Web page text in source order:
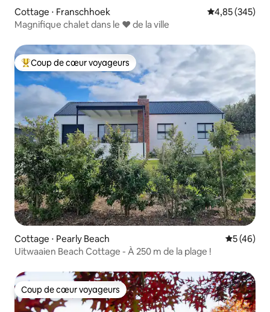
Cottage ⋅ Franschhoek Évaluation
4,85 (345)
Magnifique chalet dans le ❤️ de la ville
Coups de cœur voyageurs les plus appréciés
Coup de cœur voyageurs
Cottage ⋅ Pearly Beach
5 (46)
Uitwaaien Beach Cottage - À 250 m de la plage !
Coup de cœur voyageurs
Coup de cœur voyageurs